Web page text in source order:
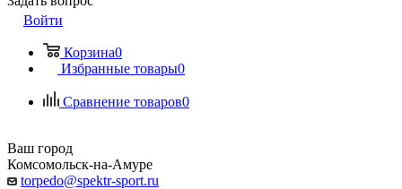
Войти
Корзина0
Избранные товары0
Сравнение товаров0
Ваш город
Комсомольск-на-Амуре
torpedo@spektr-sport.ru